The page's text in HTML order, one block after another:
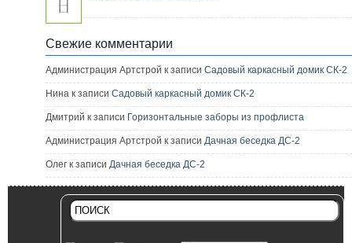
Свежие комментарии
Администрация Артстрой к записи Садовый каркасный домик СК-2
Нина к записи Садовый каркасный домик СК-2
Дмитрий к записи Горизонтальные заборы из профлиста
Администрация Артстрой к записи Дачная беседка ДС-2
Олег к записи Дачная беседка ДС-2